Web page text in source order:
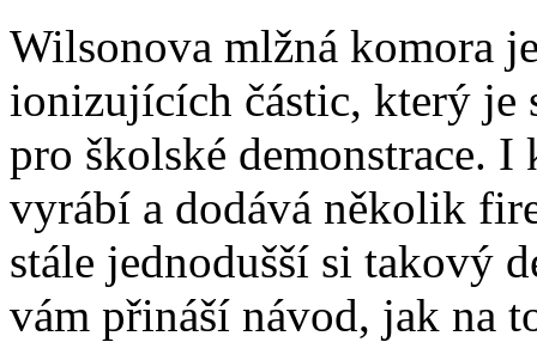
Wilsonova mlžná komora
ionizujících částic, který je
pro školské demonstrace.
vyrábí a dodává několik
stále jednodušší si takový
vám přináší návod, jak na